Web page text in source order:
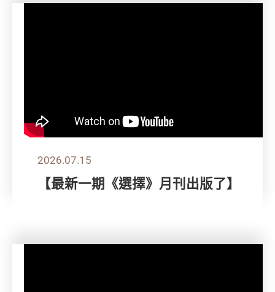
2026.07.15
【最新一期《選擇》月刊出版了】